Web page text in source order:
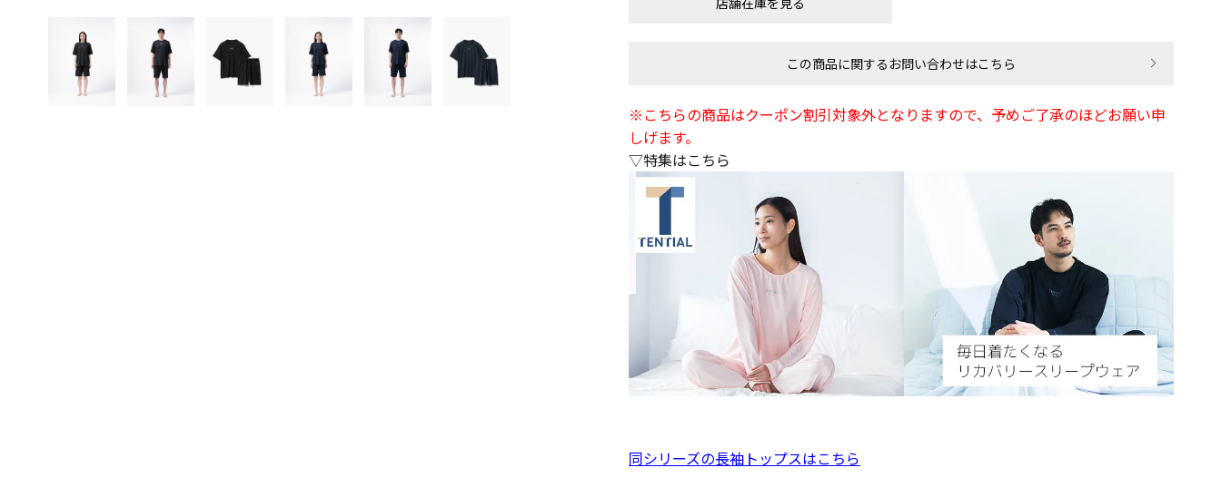
この商品に関するお問い合わせはこちら
※こちらの商品はクーポン割引対象外となりますので、予めご了承のほどお願い申
しげます。
▽特集はこちら
同シリーズの長袖トップスはこちら